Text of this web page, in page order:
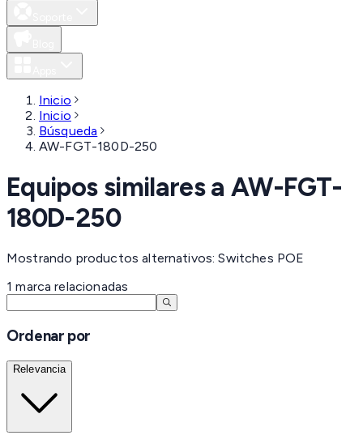
Inicio
Inicio
Búsqueda
AW-FGT-180D-250
Equipos similares aAW-FGT-
180D-250
Mostrando productos alternativos: Switches POE
1 marca relacionadas
Ordenar por
Relevancia